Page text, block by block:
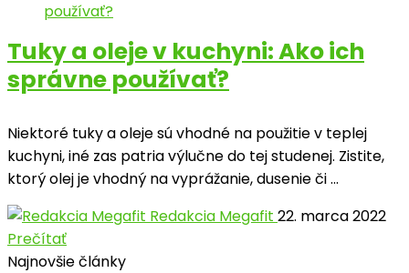
Tuky a oleje v kuchyni: Ako ich
správne používať?
Niektoré tuky a oleje sú vhodné na použitie v teplej
kuchyni, iné zas patria výlučne do tej studenej. Zistite,
ktorý olej je vhodný na vyprážanie, dusenie či ...
Redakcia Megafit 22. marca 2022
Prečítať
Najnovšie články